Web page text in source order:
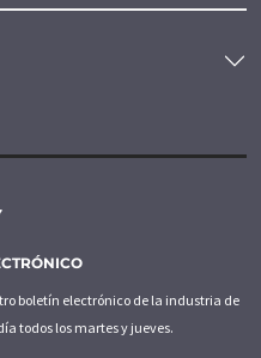
boletín electrónico de la industria de
todos los martes y jueves.